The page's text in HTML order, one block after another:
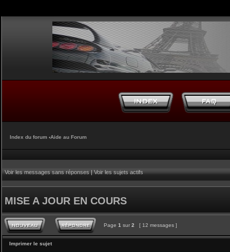
Index du forum ‹Aide au Forum
Voir les messages sans réponses|Voir les sujets actifs
MISE A JOUR EN COURS
Page 1 sur 2 [ 12 messages ]
Imprimer le sujet